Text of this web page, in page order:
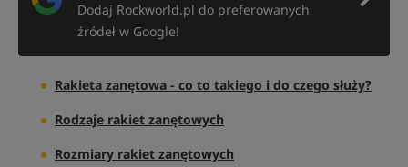
Dodaj Rockworld.pl do preferowanych
źródeł w Google!
Rakieta zanętowa - co to takiego i do czego służy?
Rodzaje rakiet zanętowych
Rozmiary rakiet zanętowych